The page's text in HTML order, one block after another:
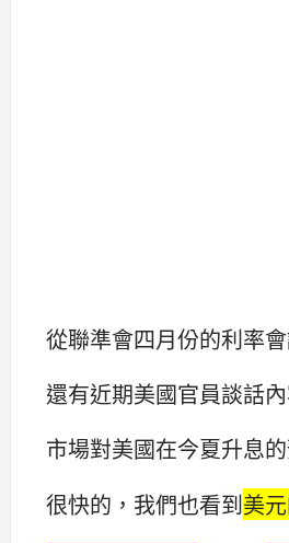
從聯準會四月份的利率
還有近期美國官員談話
市場對美國在今夏升息
很快的，我們也看到美